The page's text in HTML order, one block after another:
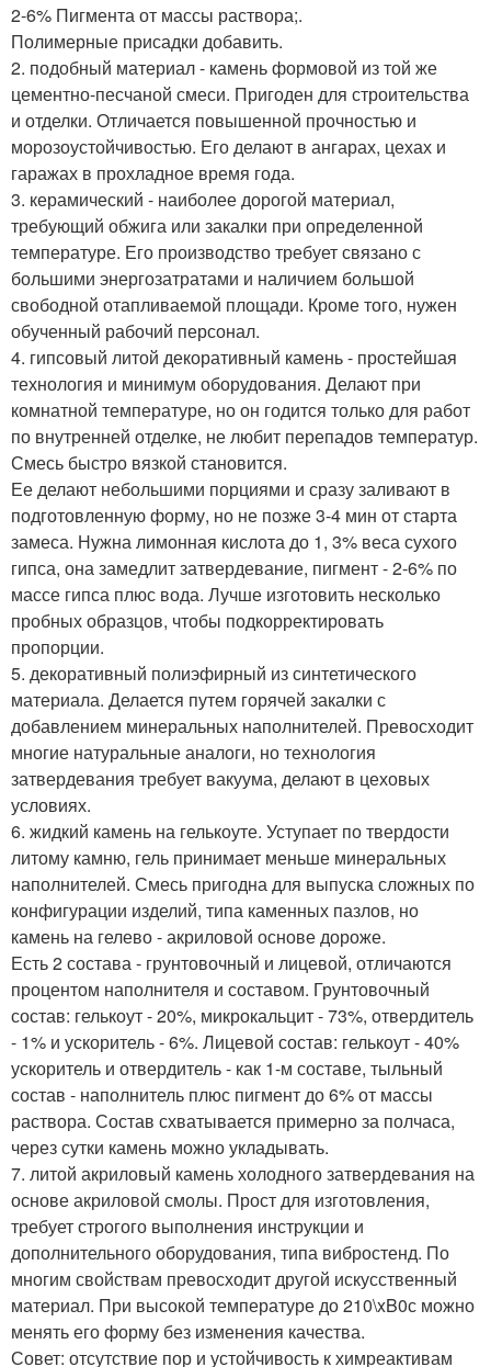
2-6% Пигмента от массы раствора;.
Полимерные присадки добавить.
2. подобный материал - камень формовой из той же
цементно-песчаной смеси. Пригоден для строительства
и отделки. Отличается повышенной прочностью и
морозоустойчивостью. Его делают в ангарах, цехах и
гаражах в прохладное время года.
3. керамический - наиболее дорогой материал,
требующий обжига или закалки при определенной
температуре. Его производство требует связано с
большими энергозатратами и наличием большой
свободной отапливаемой площади. Кроме того, нужен
обученный рабочий персонал.
4. гипсовый литой декоративный камень - простейшая
технология и минимум оборудования. Делают при
комнатной температуре, но он годится только для работ
по внутренней отделке, не любит перепадов температур.
Смесь быстро вязкой становится.
Ее делают небольшими порциями и сразу заливают в
подготовленную форму, но не позже 3-4 мин от старта
замеса. Нужна лимонная кислота до 1, 3% веса сухого
гипса, она замедлит затвердевание, пигмент - 2-6% по
массе гипса плюс вода. Лучше изготовить несколько
пробных образцов, чтобы подкорректировать
пропорции.
5. декоративный полиэфирный из синтетического
материала. Делается путем горячей закалки с
добавлением минеральных наполнителей. Превосходит
многие натуральные аналоги, но технология
затвердевания требует вакуума, делают в цеховых
условиях.
6. жидкий камень на гелькоуте. Уступает по твердости
литому камню, гель принимает меньше минеральных
наполнителей. Смесь пригодна для выпуска сложных по
конфигурации изделий, типа каменных пазлов, но
камень на гелево - акриловой основе дороже.
Есть 2 состава - грунтовочный и лицевой, отличаются
процентом наполнителя и составом. Грунтовочный
состав: гелькоут - 20%, микрокальцит - 73%, отвердитель
- 1% и ускоритель - 6%. Лицевой состав: гелькоут - 40%
ускоритель и отвердитель - как 1-м составе, тыльный
состав - наполнитель плюс пигмент до 6% от массы
раствора. Состав схватывается примерно за полчаса,
через сутки камень можно укладывать.
7. литой акриловый камень холодного затвердевания на
основе акриловой смолы. Прост для изготовления,
требует строгого выполнения инструкции и
дополнительного оборудования, типа вибростенд. По
многим свойствам превосходит другой искусственный
материал. При высокой температуре до 210\xB0с можно
менять его форму без изменения качества.
Совет: отсутствие пор и устойчивость к химреактивам